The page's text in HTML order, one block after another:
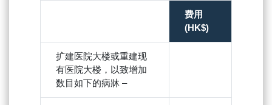
费用
(HK$)
扩建医院大楼或重建现
有医院大楼，以致增加
数目如下的病牀 –